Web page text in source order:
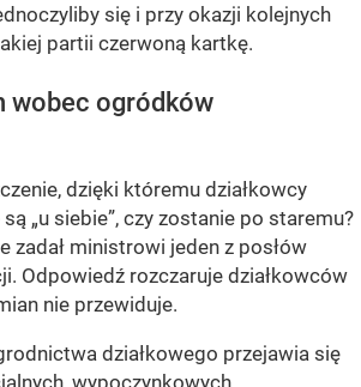
się i przy okazji kolejnych
partii czerwoną kartkę.
wobec ogródków
dzięki któremu działkowcy
„u siebie”, czy zostanie po staremu?
zadał ministrowi jeden z posłów
Odpowiedź rozczaruje działkowców
nie przewiduje.
działkowego przejawia się
wypoczynkowych